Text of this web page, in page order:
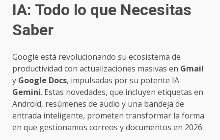
IA: Todo lo que Necesitas
Saber
Google está revolucionando su ecosistema de
productividad con actualizaciones masivas en Gmail
y Google Docs, impulsadas por su potente IA
Gemini. Estas novedades, que incluyen etiquetas en
Android, resúmenes de audio y una bandeja de
entrada inteligente, prometen transformar la forma
en que gestionamos correos y documentos en 2026.